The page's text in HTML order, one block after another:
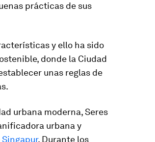
prácticas de sus
y ello ha sido
donde la Ciudad
unas reglas de
urbana moderna, Seres
urbana y
. Durante los